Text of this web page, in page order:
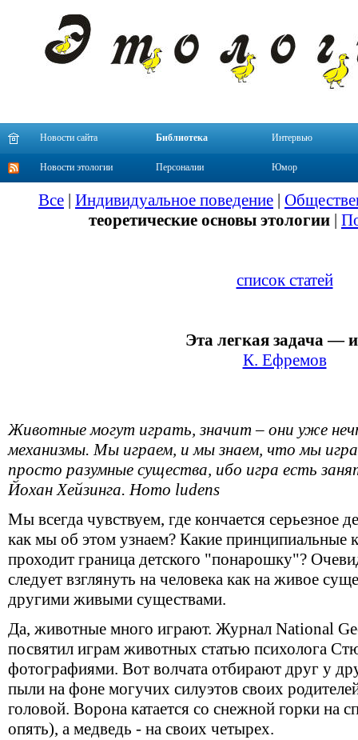
Новости сайта Библиотека Интервью
Новости этологии Персоналии Юмор
Все | Индивидуальное поведение |
теоретические основы этологии |
список статей
Эта легкая задача —
К. Ефремов
Животные могут играть, значит – они уже
механизмы. Мы играем, и мы знаем, что мы
просто разумные существа, ибо игра есть
Йохан Хейзинга. Homo ludens
Мы всегда чувствуем, где кончается серьезное
как мы об этом узнаем? Какие принципиальные
проходит граница детского "понарошку"?
следует взглянуть на человека как на живое
другими живыми существами.
Да, животные много играют. Журнал National
посвятил играм животных статью психолога
фотографиями. Вот волчата отбирают друг у
пыли на фоне могучих силуэтов своих
головой. Ворона катается со снежной горки на
опять), а медведь - на своих четырех.